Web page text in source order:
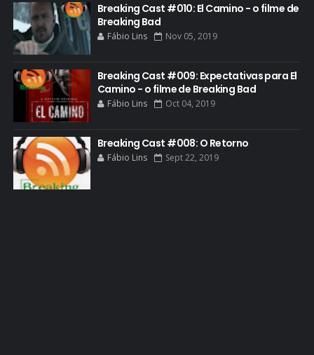
GOLDEN GLOBE
GRACEPOINT
GUIA DE EPISÓDIOS
GUS FRING
HCATV AWARDS
HCATV AWARDS 2022
HECTOR SALAMANCA
Breaking Cast #010: El Camino - o filme de
Breaking Bad
Fábio Lins Nov 05, 2019
Breaking Cast #009: Expectativas para El
Camino - o filme de Breaking Bad
Fábio Lins Oct 04, 2019
Breaking Cast #008: O Retorno
Fábio Lins Sept 22, 2019